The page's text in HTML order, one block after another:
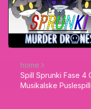
home
Spill Sprunki Fase 4
Musikalske